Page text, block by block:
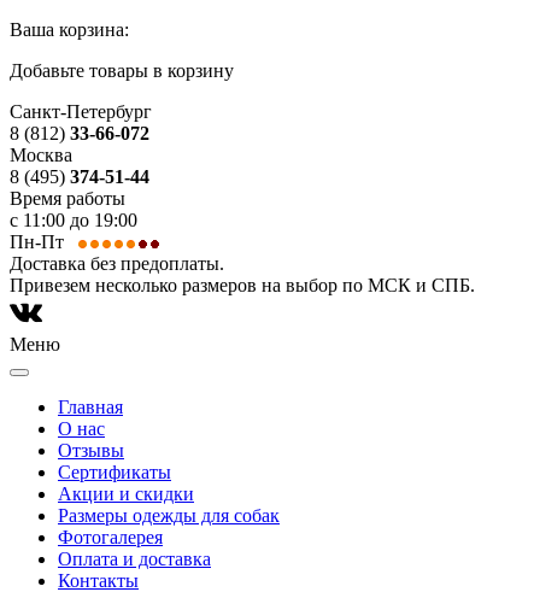
Ваша корзина:
Добавьте товары в корзину
Санкт-Петербург
8 (812) 33-66-072
Москва
8 (495) 374-51-44
Время работы
с 11:00 до 19:00
Пн-Пт
Доставка без предоплаты.
Привезем несколько размеров на выбор по МСК и СПБ.
Меню
Главная
О нас
Отзывы
Сертификаты
Акции и скидки
Размеры одежды для собак
Фотогалерея
Оплата и доставка
Контакты